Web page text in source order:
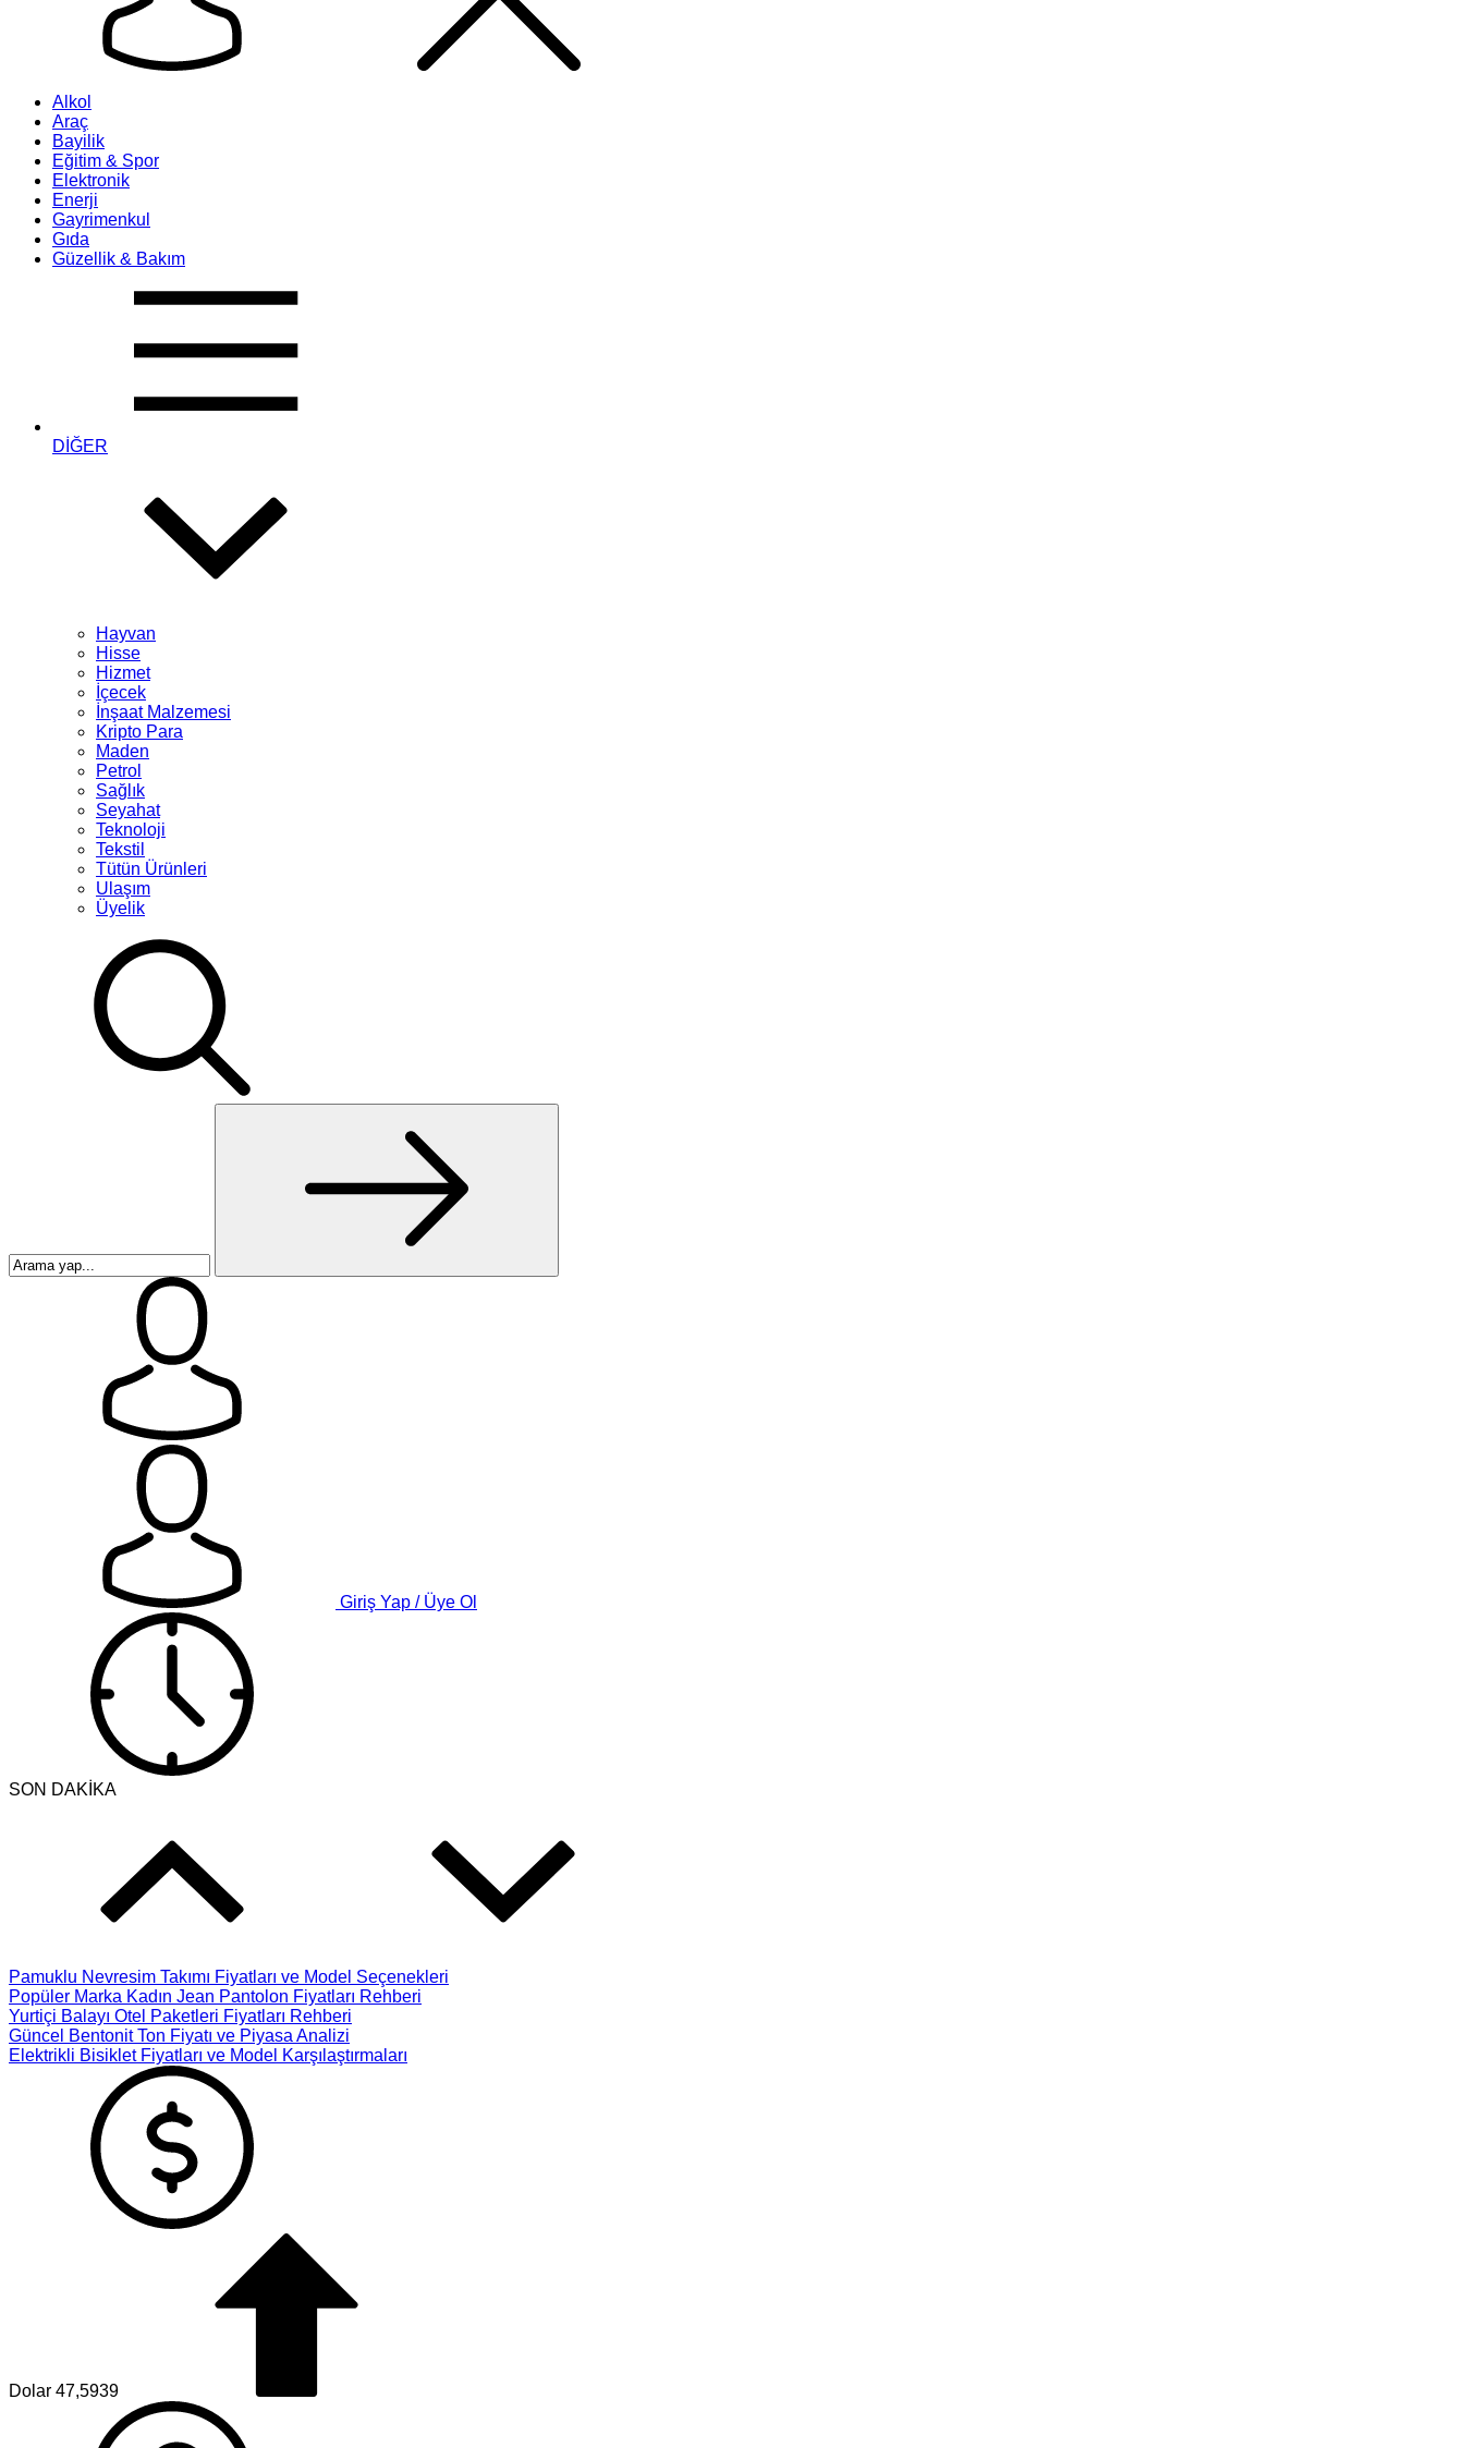
Alkol
Araç
Bayilik
Eğitim & Spor
Elektronik
Enerji
Gayrimenkul
Gıda
Güzellik & Bakım
DİĞER
Hayvan
Hisse
Hizmet
İçecek
İnşaat Malzemesi
Kripto Para
Maden
Petrol
Sağlık
Seyahat
Teknoloji
Tekstil
Tütün Ürünleri
Ulaşım
Üyelik
Giriş Yap / Üye Ol
SON DAKİKA
Pamuklu Nevresim Takımı Fiyatları ve Model Seçenekleri
Popüler Marka Kadın Jean Pantolon Fiyatları Rehberi
Yurtiçi Balayı Otel Paketleri Fiyatları Rehberi
Güncel Bentonit Ton Fiyatı ve Piyasa Analizi
Elektrikli Bisiklet Fiyatları ve Model Karşılaştırmaları
Dolar 47,5939